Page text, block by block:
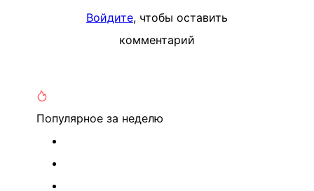
Войдите, чтобы оставить
комментарий
Популярное за неделю